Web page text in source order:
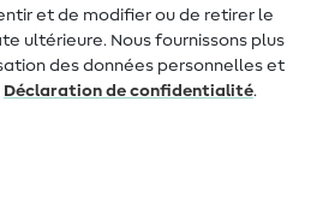
et de modifier ou de retirer le
ultérieure. Nous fournissons plus
des données personnelles et
Déclaration de confidentialité.